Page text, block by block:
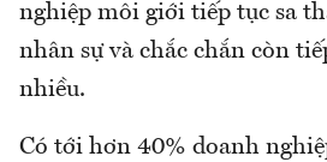
nghiệp môi giới tiếp tục sa
nhân sự và chắc chắn còn
nhiều.
Có tới hơn 40% doanh